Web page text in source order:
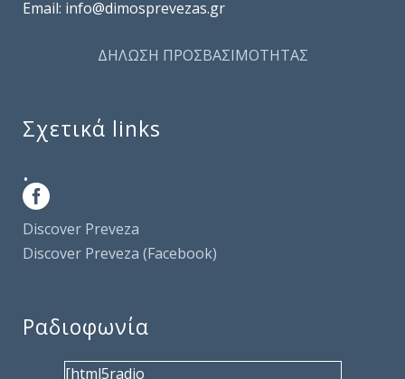
Email: info@dimosprevezas.gr
ΔΗΛΩΣΗ ΠΡΟΣΒΑΣΙΜΟΤΗΤΑΣ
Σχετικά links
.
Discover Preveza
Discover Preveza (Facebook)
Ραδιοφωνία
[html5radio